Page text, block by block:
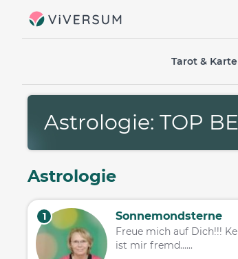
Tarot &
Astrologie: TOP
Astrologie
1 Sonnemondsterne
Freue mich auf Dich!!!
ist mir fremd......